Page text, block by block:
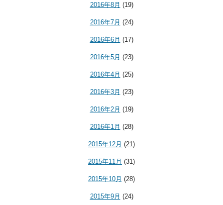
2016年8月 (19)
2016年7月 (24)
2016年6月 (17)
2016年5月 (23)
2016年4月 (25)
2016年3月 (23)
2016年2月 (19)
2016年1月 (28)
2015年12月 (21)
2015年11月 (31)
2015年10月 (28)
2015年9月 (24)